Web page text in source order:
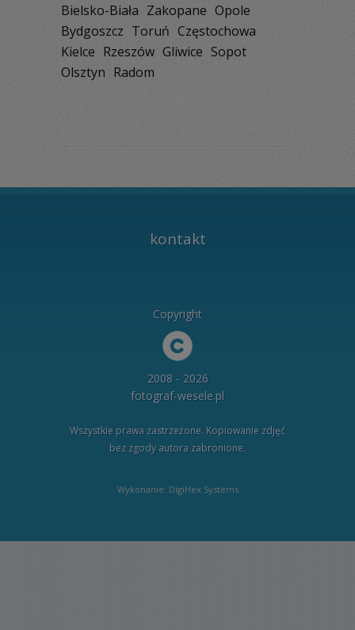
Bielsko-Biała Zakopane Opole
Bydgoszcz Toruń Częstochowa
Kielce Rzeszów Gliwice Sopot
Olsztyn Radom
kontakt
Copyright
2008 - 2026
fotograf-wesele.pl
Wszystkie prawa zastrzeżone. Kopiowanie zdjęć
bez zgody autora zabronione.
Wykonanie: DigiHex Systems